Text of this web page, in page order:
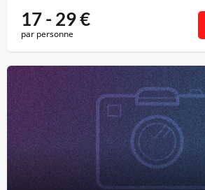
17 - 29€
par personne